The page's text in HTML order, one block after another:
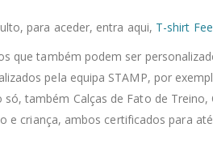
para aceder, entra aqui, T-shirt
que também podem ser
pela equipa STAMP, por
também Calças de Fato de
e criança, ambos certificados para